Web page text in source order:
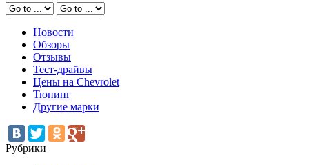
Новости
Обзоры
Отзывы
Тест-драйвы
Цены на Chevrolet
Тюнинг
Другие марки
Рубрики